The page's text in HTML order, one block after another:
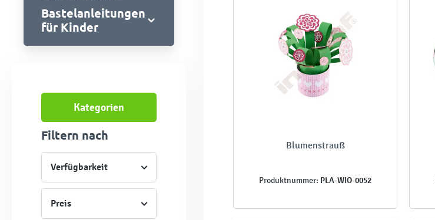
Bastelanleitungen
für Kinder
Kategorien
Filtern nach
Verfügbarkeit
Preis
Blumenstrauß
Produktnummer: PLA-WIO-0052